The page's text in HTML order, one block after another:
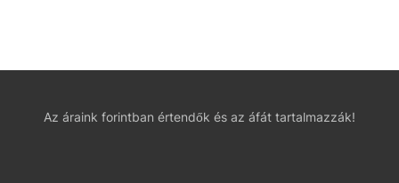
Az áraink forintban értendők és az áfát tartalmazzák!